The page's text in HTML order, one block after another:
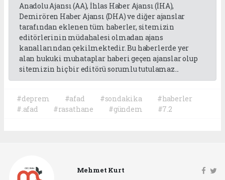
Anadolu Ajansı (AA), İhlas Haber Ajansı (İHA),
Demirören Haber Ajansı (DHA) ve diğer ajanslar
tarafından eklenen tüm haberler, sitemizin
editörlerinin müdahalesi olmadan ajans
kanallarından çekilmektedir. Bu haberlerde yer
alan hukuki muhataplar haberi geçen ajanslar olup
sitemizin hiç bir editörü sorumlu tutulamaz...
#deprem #afad #sondakika
#haberler
#.afad
#rasathane #gündem #7.2
Mehmet Kurt